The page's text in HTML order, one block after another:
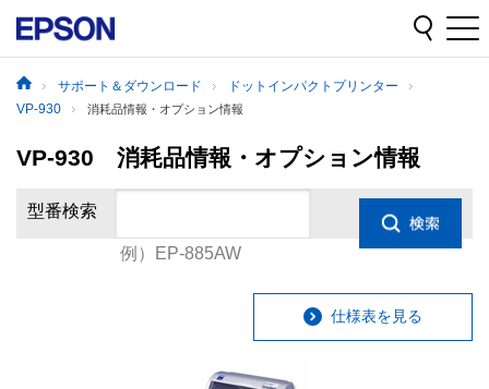
サポート＆ダウンロード
ドットインパクトプリンター
VP-930
消耗品情報・オプション情報
VP-930 消耗品情報・オプション情報
型番検索
例）EP-885AW
仕様表を見る